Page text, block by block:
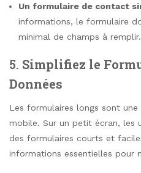
Un formulaire de contact
informations, le formulaire
minimal de champs à remplir.
5. Simplifiez le
Données
Les formulaires longs sont
mobile. Sur un petit écran, les
des formulaires courts et
informations essentielles pour